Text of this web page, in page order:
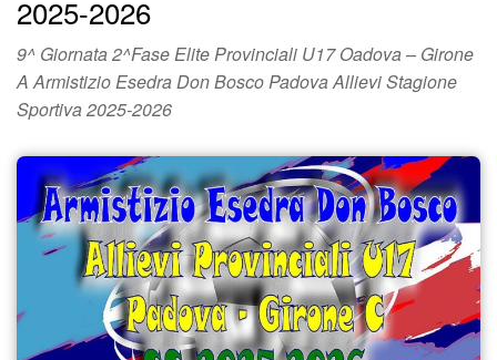
2025-2026
9^ Giornata 2^Fase Elite Provinciali U17 Oadova – Girone
A Armistizio Esedra Don Bosco Padova Allievi Stagione
Sportiva 2025-2026